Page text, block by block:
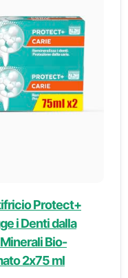
Protect+
i Denti dalla
Bio-
2x75 ml